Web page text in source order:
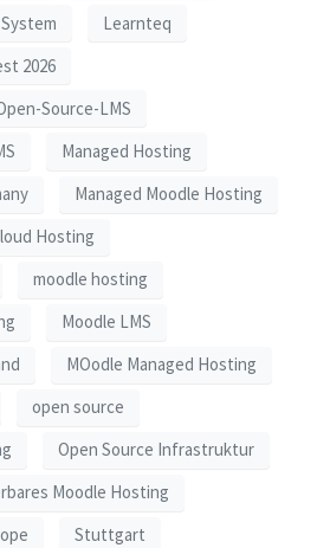
Learnteq
2026
Source-LMS
Managed Hosting
Managed Moodle Hosting
Hosting
moodle hosting
Moodle LMS
MOodle Managed Hosting
open source
Open Source Infrastruktur
Moodle Hosting
Stuttgart